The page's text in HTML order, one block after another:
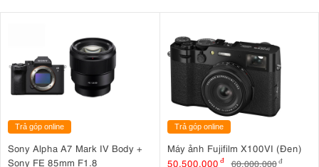
Trả góp online
Sony Alpha A7 Mark IV Body +
Sony FE 85mm F1.8
Trả góp online
Máy ảnh Fujifilm X100VI (Đen)
50,500,000 đ 60,000,000 đ